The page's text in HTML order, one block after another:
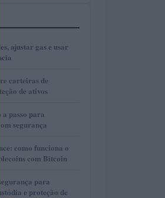
ajustar gas e usar
carteiras de
de ativos
a passo para
segurança
como funciona o
com Bitcoin
para
e proteção de